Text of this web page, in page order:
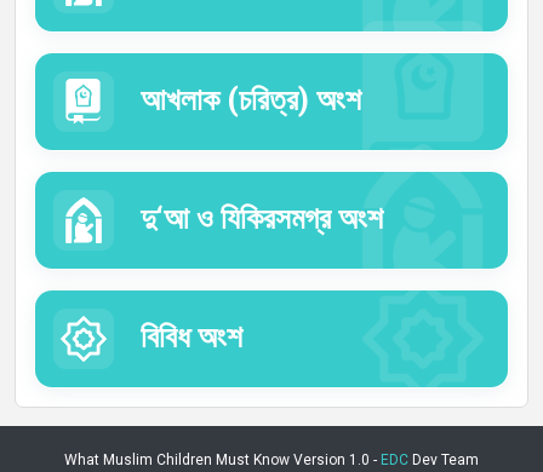
আখলাক (চরিত্র) অংশ
দু‘আ ও যিকিরসমগ্র অংশ
বিবিধ অংশ
What Muslim Children Must Know Version 1.0 - EDC Dev Team